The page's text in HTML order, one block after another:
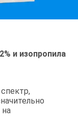
и изопропила